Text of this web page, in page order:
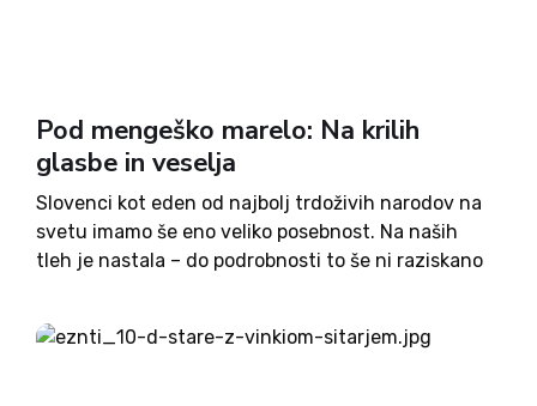
Pod mengeško marelo: Na krilih
glasbe in veselja
Slovenci kot eden od najbolj trdoživih narodov na
svetu imamo še eno veliko posebnost. Na naših
tleh je nastala – do podrobnosti to še ni raziskano
zgodovinarja in ravnatelja Mestnega muzeja Idrija
Janka...